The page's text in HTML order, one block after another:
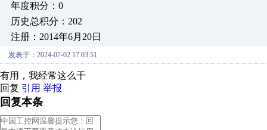
年度积分：0
历史总积分：202
注册：2014年6月20日
发表于：2024-07-02 17:03:51
有用，我经常这么干
回复 引用 举报
回复本条